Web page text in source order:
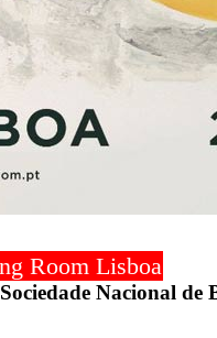
Room Lisboa
Nacional de